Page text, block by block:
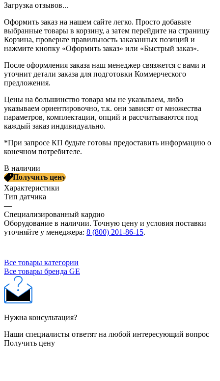
Загрузка отзывов...
Оформить заказ на нашем сайте легко. Просто добавьте
выбранные товары в корзину, а затем перейдите на страницу
Корзина, проверьте правильность заказанных позиций и
нажмите кнопку «Оформить заказ» или «Быстрый заказ».
После оформления заказа наш менеджер связжется с вами и
уточнит детали заказа для подготовки Коммерческого
предложения.
Цены на большинство товара мы не указываем, либо
указываем ориентировочно, т.к. они зависят от множества
параметров, комплектации, опций и рассчитываются под
каждый заказ индивидуально.
*При запросе КП будьте готовы предоставить информацию о
конечном потребителе.
В наличии
Получить цену
Характеристики
Тип датчика
—
Специализированный кардио
Оборудование в наличии. Точную цену и условия поставки
уточняйте у менеджера: 8 (800) 201-86-15.
Все товары категории
Все товары бренда GE
Нужна консультация?
Наши специалисты ответят на любой интересующий вопрос
Получить цену